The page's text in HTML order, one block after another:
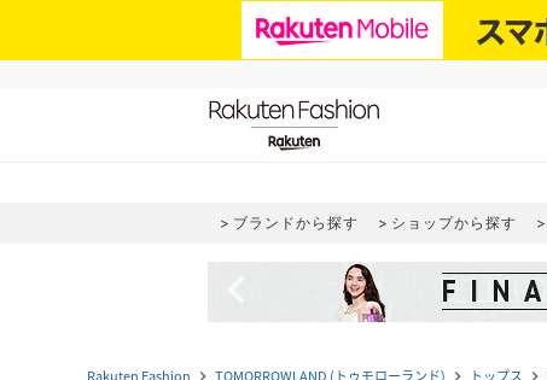
ブランドから探す ショップから探す
Rakuten Fashion navigate_next TOMORROWLAND (トゥモローランド) navigate_next トップス navigate_next